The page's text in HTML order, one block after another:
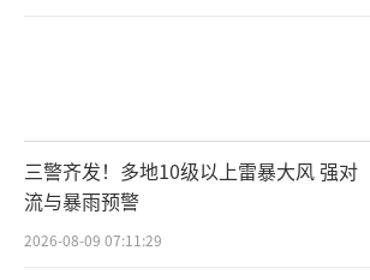
三警齐发！多地10级以上雷暴大风 强对
流与暴雨预警
2026-08-09 07:11:29